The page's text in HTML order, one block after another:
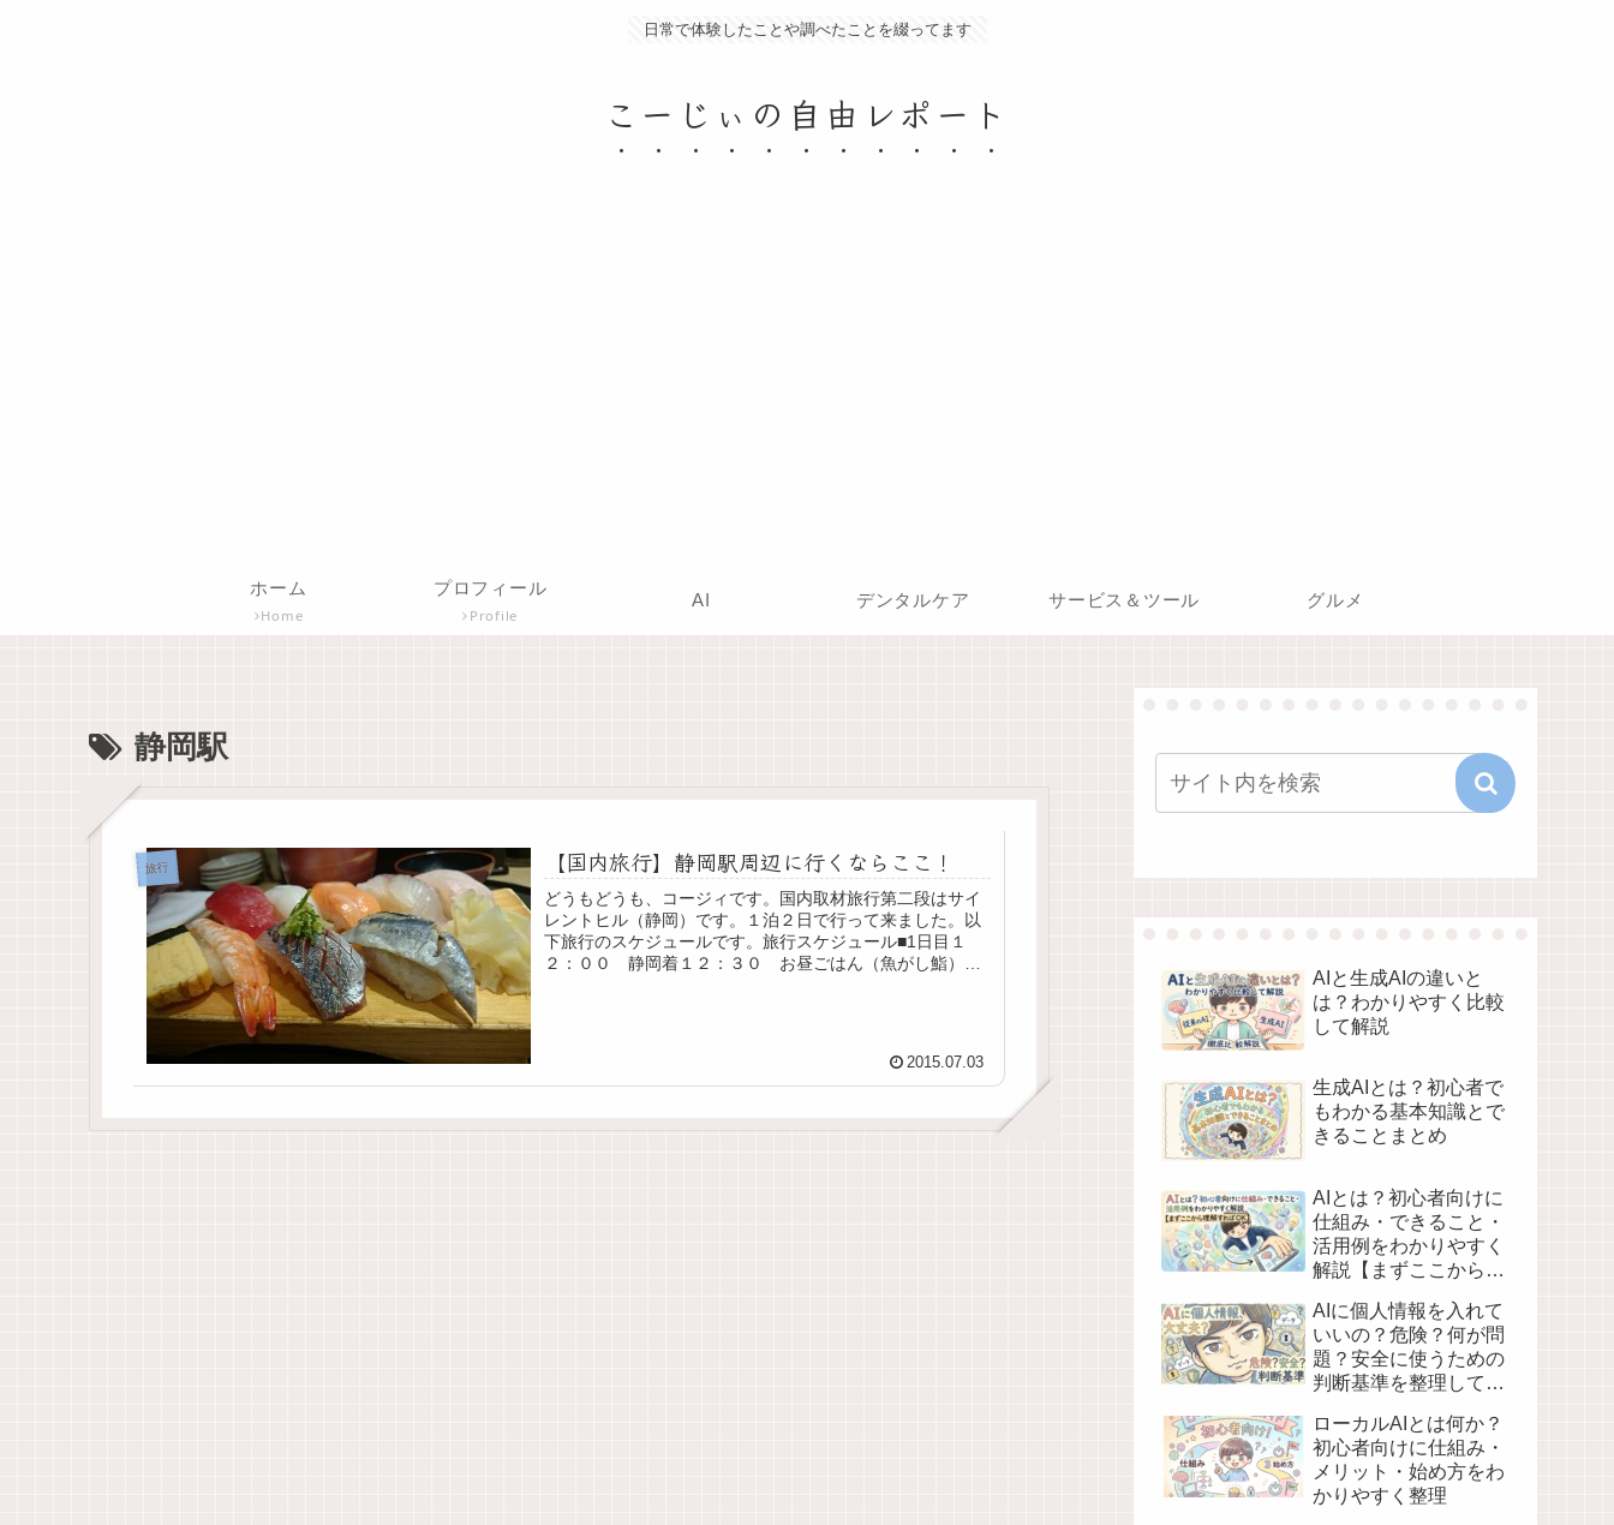
日常で体験したことや調べたことを綴ってます
こーじぃの自由レポート
ホーム
Home
プロフィール
Profile
AI デンタルケア サービス＆ツール グルメ
静岡駅
旅行 【国内旅行】静岡駅周辺に行くならここ！
どうもどうも、コージィです。国内取材旅行第二段はサイ
レントヒル（静岡）です。１泊２日で行って来ました。以
下旅行のスケジュールです。旅行スケジュール■1日目１
２：００ 静岡着１２：３０ お昼ごはん（魚がし鮨）１
2015.07.03
AIと生成AIの違いと
は？わかりやすく比較
して解説
生成AIとは？初心者で
もわかる基本知識とで
きることまとめ
AIとは？初心者向けに
仕組み・できること・
活用例をわかりやすく
解説【まずここから理
AIに個人情報を入れて
いいの？危険？何が問
題？安全に使うための
判断基準を整理してみ
ローカルAIとは何か？
初心者向けに仕組み・
メリット・始め方をわ
かりやすく整理